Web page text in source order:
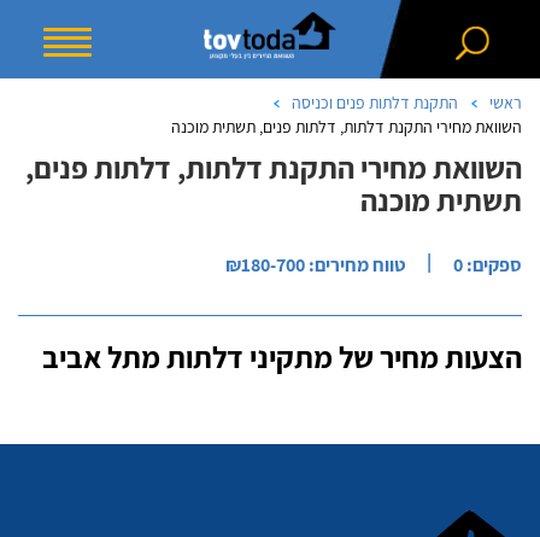
ראשי
התקנת דלתות פנים וכניסה
השוואת מחירי התקנת דלתות, דלתות פנים, תשתית מוכנה
השוואת מחירי התקנת דלתות, דלתות פנים,
תשתית מוכנה
ספקים: 0 | טווח מחירים: ₪180-700
הצעות מחיר של מתקיני דלתות מתל אביב